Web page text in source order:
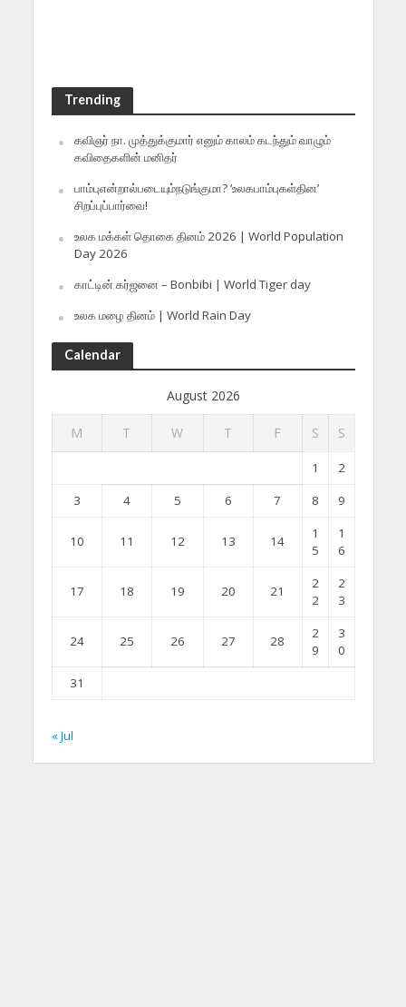
Trending
கவிஞர் நா. முத்துக்குமார் எனும் காலம் கடந்தும் வாழும்
கவிதைகளின் மனிதர்
பாம்புஎன்றால்படையும்நடுங்குமா? ‘உலகபாம்புகள்தின’
சிறப்புப்பார்வை!
உலக மக்கள் தொகை தினம் 2026 | World Population
Day 2026
காட்டின் கர்ஜனை – Bonbibi | World Tiger day
உலக மழை தினம் | World Rain Day
Calendar
August 2026
M T W T F S S
1
2
3
4 5 6 7 8 9
10 11 12 13 14
1
5
1
6
17 18 19 20 21
2
2
2
3
24 25 26 27 28
2
9
3
0
31
« Jul